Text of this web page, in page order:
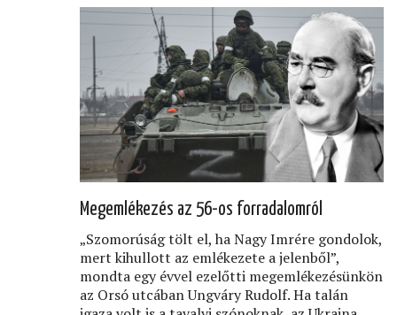
Megemlékezés az 56-os forradalomról
„Szomorúság tölt el, ha Nagy Imrére gondolok,
mert kihullott az emlékezete a jelenből”,
mondta egy évvel ezelőtti megemlékezésünkön
az Orsó utcában Ungváry Rudolf. Ha talán